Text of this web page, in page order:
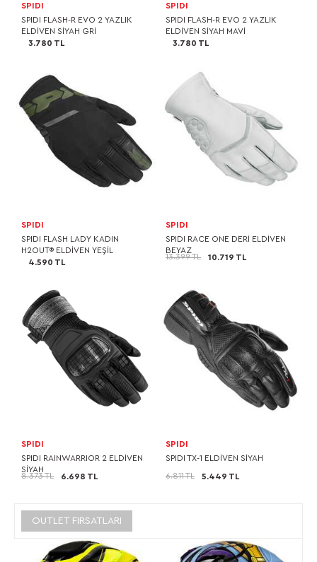
SPIDI
SPIDI FLASH-R EVO 2 YAZLIK
ELDİVEN SİYAH GRİ
3.780 TL
SPIDI
SPIDI FLASH-R EVO 2 YAZLIK
ELDİVEN SİYAH MAVİ
3.780 TL
SPIDI
SPIDI FLASH LADY KADIN
H2OUT® ELDİVEN YEŞİL
4.590 TL
SPIDI
SPIDI RACE ONE DERİ ELDİVEN
BEYAZ
13.399 TL 10.719 TL
SPIDI
SPIDI RAINWARRIOR 2 ELDİVEN
SİYAH
8.373 TL 6.698 TL
SPIDI
SPIDI TX-1 ELDİVEN SİYAH
6.811 TL 5.449 TL
OUTLET FIRSATLARI